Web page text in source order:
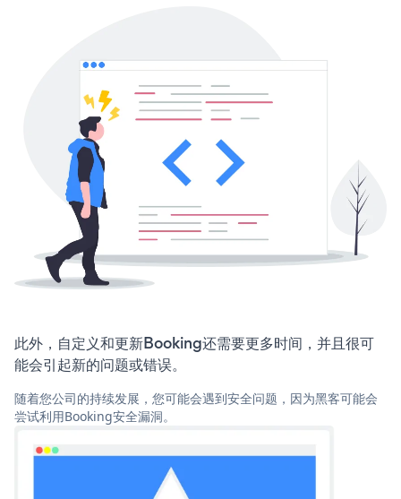
此外，自定义和更新Booking还需要更多时间，并且很可
能会引起新的问题或错误。
随着您公司的持续发展，您可能会遇到安全问题，因为黑客可能会
尝试利用Booking安全漏洞。